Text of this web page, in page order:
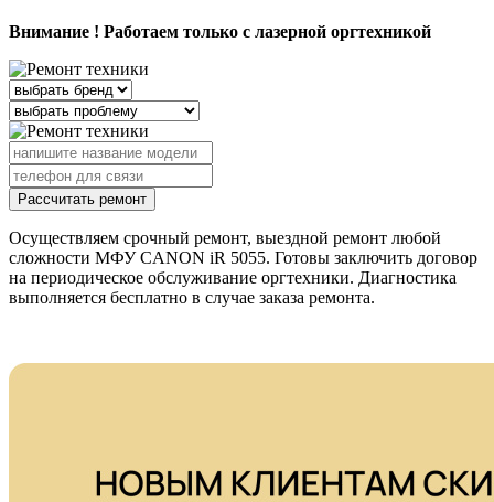
Внимание ! Работаем только с лазерной оргтехникой
Рассчитать ремонт
Осуществляем срочный ремонт, выездной ремонт любой
сложности МФУ CANON iR 5055. Готовы заключить договор
на периодическое обслуживание оргтехники. Диагностика
выполняется бесплатно в случае заказа ремонта.